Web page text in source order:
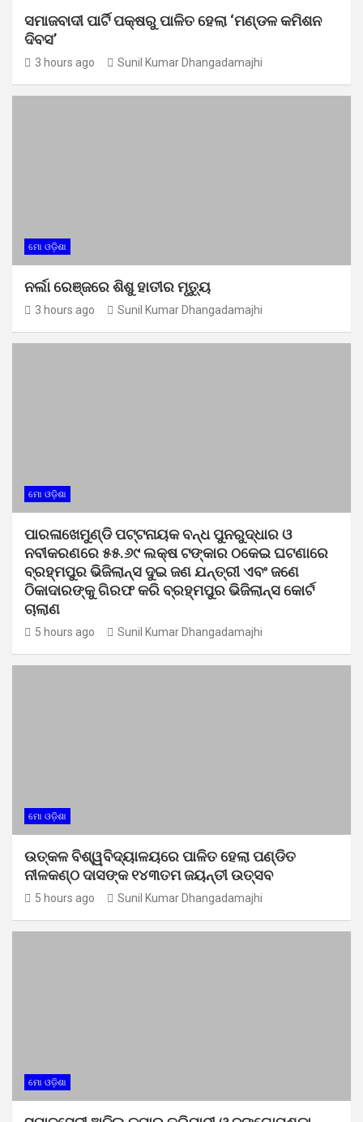
ସମାଜବାଦୀ ପାର୍ଟି ପକ୍ଷରୁ ପାଳିତ ହେଲା ‘ମଣ୍ଡଳ କମିଶନ
ଦିବସ’
3 hours ago Sunil Kumar Dhangadamajhi
ମୋ ଓଡ଼ିଶା
ନର୍ଲା ରେଞ୍ଜରେ ଶିଶୁ ହାତୀର ମୃତ୍ୟୁ
3 hours ago Sunil Kumar Dhangadamajhi
ମୋ ଓଡ଼ିଶା
ପାରଳାଖେମୁଣ୍ଡି ପଟ୍ଟନାୟକ ବନ୍ଧ ପୁନରୁଦ୍ଧାର ଓ
ନବୀକରଣରେ ୫୫.୬୯ ଲକ୍ଷ ଟଙ୍କାର ଠକେଇ ଘଟଣାରେ
ବ୍ରହ୍ମପୁର ଭିଜିଲାନ୍ସ ଦୁଇ ଜଣ ଯନ୍ତ୍ରୀ ଏବଂ ଜଣେ
ଠିକାଦାରଙ୍କୁ ଗିରଫ କରି ବ୍ରହ୍ମପୁର ଭିଜିଲାନ୍ସ କୋର୍ଟ
ଚାଲାଣ
5 hours ago Sunil Kumar Dhangadamajhi
ମୋ ଓଡ଼ିଶା
ଉତ୍କଳ ବିଶ୍ୱବିଦ୍ୟାଳୟରେ ପାଳିତ ହେଲା ପଣ୍ଡିତ
ନୀଳକଣ୍ଠ ଦାସଙ୍କ ୧୪୩ତମ ଜୟନ୍ତୀ ଉତ୍ସବ
5 hours ago Sunil Kumar Dhangadamajhi
ମୋ ଓଡ଼ିଶା